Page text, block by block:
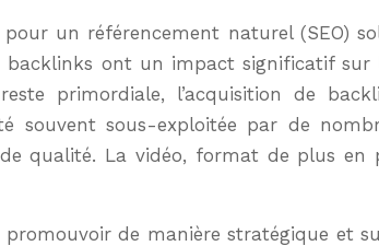
backlinks ont un impact significatif sur
primordiale, l’acquisition de
souvent sous-exploitée par de
qualité. La vidéo, format de plus en
de manière stratégique et